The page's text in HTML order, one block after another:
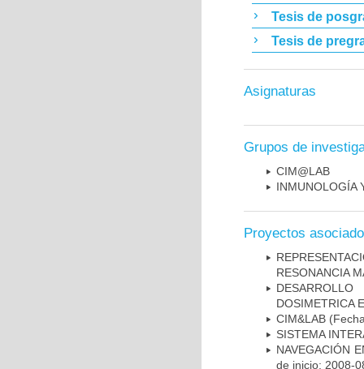
Tesis de
Tesis de
Asignaturas
Grupos de
CIM@LAB
INMUNOLOGÍA
Proyectos
RESONANCIA
DOSIMETRICA
CIM&LAB
SISTEMA
NAVEGACIÓN
de inicio: 2008-